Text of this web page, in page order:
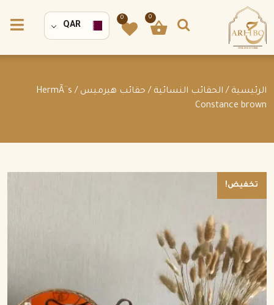
0
0
QAR
الرئيسية / الحقائب النسائية / حقائب هيرميس
/ HermÃ¨s
Constance brown
تخفيض!